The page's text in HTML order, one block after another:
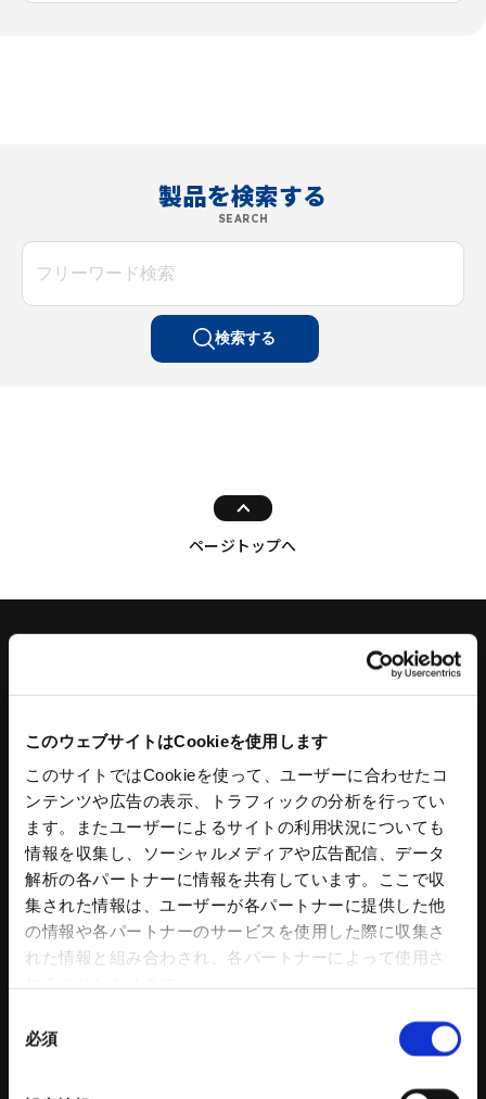
このウェブサイトはCookieを使用します
このサイトではCookieを使って、ユーザーに合わせたコ
ンテンツや広告の表示、トラフィックの分析を行ってい
ます。またユーザーによるサイトの利用状況についても
情報を収集し、ソーシャルメディアや広告配信、データ
解析の各パートナーに情報を共有しています。ここで収
集された情報は、ユーザーが各パートナーに提供した他
の情報や各パートナーのサービスを使用した際に収集さ
れた情報と組み合わされ、各パートナーによって使用さ
必須
製品を検索する
SEARCH
検索する
ページトップへ
工作機器
スタンダードチャック
アドバンスチャック
回転シリンダ
コンクリートプラント
コンクリートプラント
コンクリートミキサ